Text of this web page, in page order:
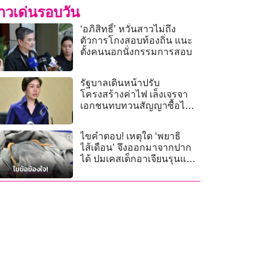
วเด่นรอบวัน
‘อภิสิทธิ์’ หวั่นสาวไม่ถึง
ตัวการโกงสอบท้องถิ่น แนะ
ตั้งคนนอกนั่งกรรมการสอบ
รัฐบาลเดินหน้าปรับ
โครงสร้างค่าไฟ เล็งเจรจา
เอกชนทบทวนสัญญาซื้อไฟ
ไขคำตอบ! เหตุใด ‘พยาธิ
ไส้เดือน’ จึงออกมาจากปาก
ได้ ปมเคสเด็กอาเจียนรุนแรง